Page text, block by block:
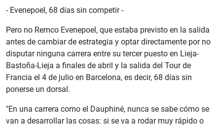
- Evenepoel, 68 días sin competir -
Pero no Remco Evenepoel, que estaba previsto en la salida
antes de cambiar de estrategia y optar directamente por no
disputar ninguna carrera entre su tercer puesto en Lieja-
Bastoña-Lieja a finales de abril y la salida del Tour de
Francia el 4 de julio en Barcelona, es decir, 68 días sin
ponerse un dorsal.
"En una carrera como el Dauphiné, nunca se sabe cómo se
van a desarrollar las cosas: si se va a rodar muy rápido o